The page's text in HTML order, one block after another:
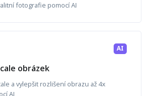
fotografie pomocí AI
AI
obrázek
a vylepšit rozlišení obrazu až 4x
AI